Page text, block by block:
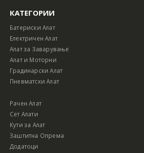
КАТЕГОРИИ
Батериски Алат
Електричен Алат
Алат за Заварување
Алат и Моторни
Градинарски Алат
Пневматски Алат
Рачен Алат
Сет Алати
Кути за Алат
Заштитна Опрема
Додатоци